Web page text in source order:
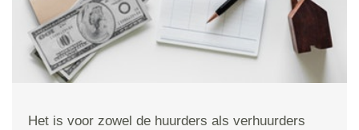
Het is voor zowel de huurders als verhuurders